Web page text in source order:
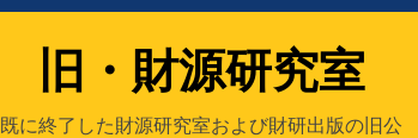
旧・財源研究室
既に終了した財源研究室および財研出版の旧公